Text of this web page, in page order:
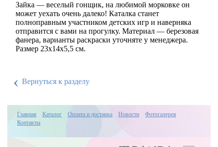
Зайка — веселый гонщик, на любимой морковке он
может уехать очень далеко! Каталка станет
полноправным участником детских игр и наверняка
отправится с вами на прогулку. Материал — березовая
фанера, варианты раскраски уточняте у менеджера.
Размер 23х14х5,5 см.
‹ Вернуться к разделу
Главная Каталог Оплата и доставка Новости
Фотогалерея
Контакты